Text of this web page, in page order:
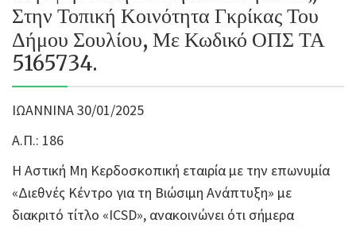
Στην Τοπική Κοινότητα Γκρίκας Του
Δήμου Σουλίου, Με Κωδικό ΟΠΣ ΤΑ
5165734.
ΙΩΑΝΝΙΝΑ 30/01/2025
Α.Π.: 186
Η Αστική Μη Κερδοσκοπική εταιρία με την επωνυμία
«Διεθνές Κέντρο για τη Βιώσιμη Ανάπτυξη» με
διακριτό τίτλο «ICSD», ανακοινώνει ότι σήμερα